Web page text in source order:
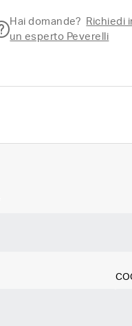
Hai domande? Richiedi
un esperto Peverelli